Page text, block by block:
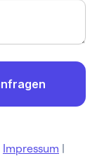
Impressum |